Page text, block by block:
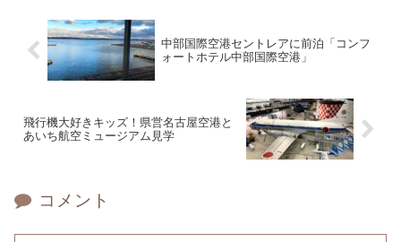
中部国際空港セントレアに前泊「コンフ
ォートホテル中部国際空港」
飛行機大好きキッズ！県営名古屋空港と
あいち航空ミュージアム見学
コメント